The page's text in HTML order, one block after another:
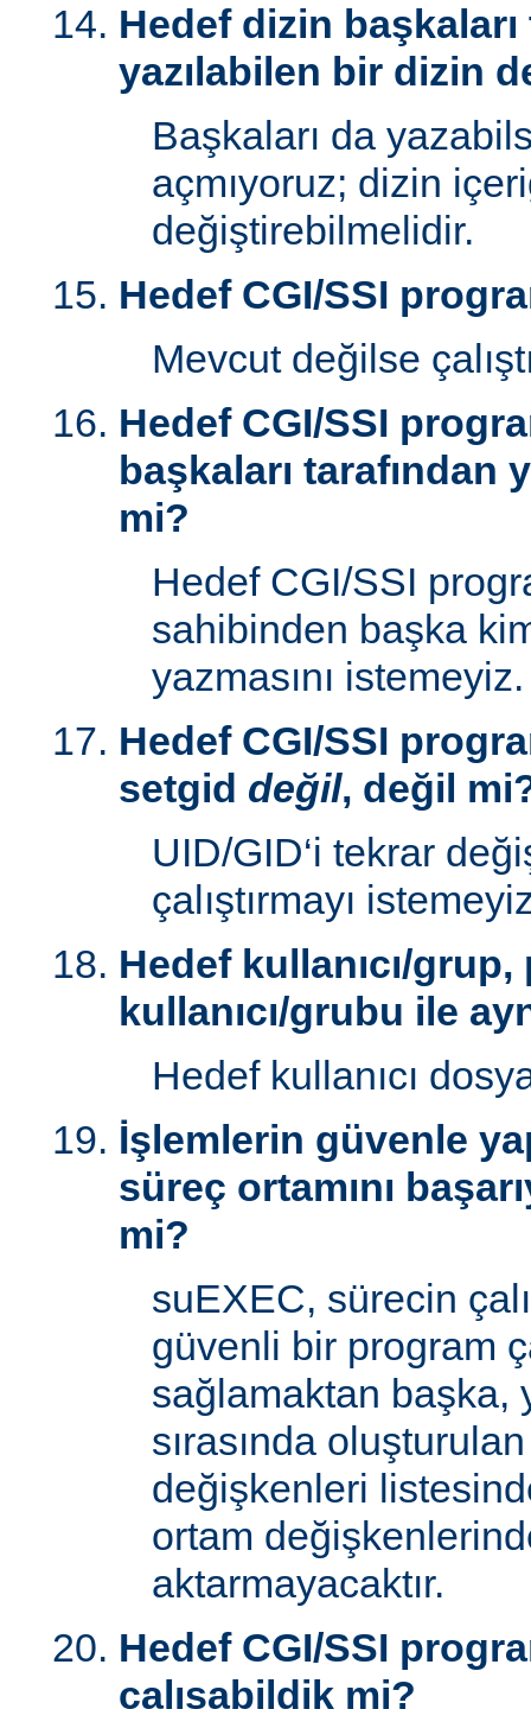
Hedef dizin başkaları
yazılabilen bir dizin
Başkaları da
açmıyoruz; dizin
değiştirebilmelidir.
Hedef CGI/SSI
Mevcut değilse
Hedef CGI/SSI
başkaları tarafından
mi?
Hedef CGI/SSI
sahibinden başka
yazmasını istemeyiz.
Hedef CGI/SSI
setgid değil, değil
UID/GID‘i tekrar
çalıştırmayı
Hedef kullanıcı/grup,
kullanıcı/grubu ile
Hedef kullanıcı
İşlemlerin güvenle
süreç ortamını
mi?
suEXEC, sürecin
güvenli bir program
sağlamaktan başka,
sırasında
değişkenleri
ortam
aktarmayacaktır.
Hedef CGI/SSI
çalışabildik mi?